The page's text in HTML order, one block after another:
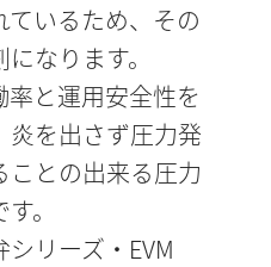
いるため、その
なります。
と運用安全性を
を出さず圧力発
との出来る圧力
。
リーズ・EVM